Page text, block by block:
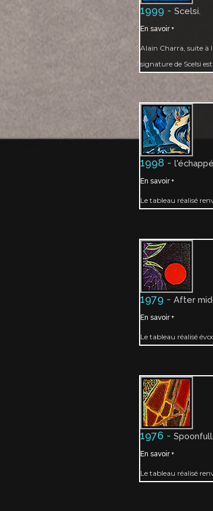
1999 - Scelsi.
En savoir +
Alain Charra, suite à
signature de Scelsi
1998 -
En savoir +
Le tableau réalisé
1979 - After
En savoir +
Le tableau réalisé
1976 - Spoonfull.
En savoir +
Le tableau réalisé